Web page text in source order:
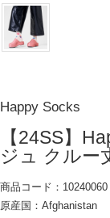
Happy Socks
【24SS】
ジュ クルー
商品コード：10240060
原産国：Afghanistan